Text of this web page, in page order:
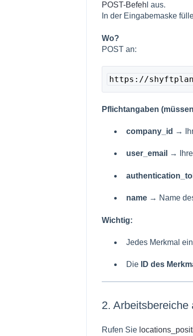
POST-Befeh l aus.
In der Eingabemaske
Wo?
POST an:
https://
Pflichtangaben
company_id →
user_email →
name→ Name des
Wichtig:
Jedes Merkmal
Die ID des
2. Arbeitsbereiche
Rufen Sie